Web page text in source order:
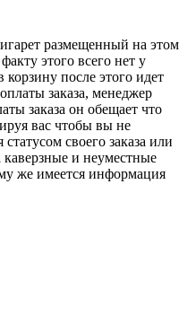
размещенный на этом
этого всего нет у
после этого идет
заказа, менеджер
заказа он обещает что
вас чтобы вы не
своего заказа или
каверзные и неуместные
же имеется информация